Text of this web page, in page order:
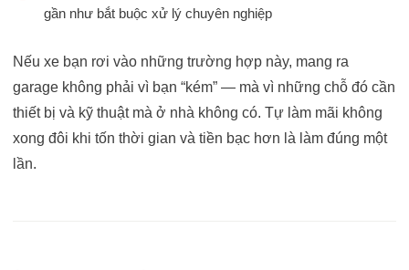
gần như bắt buộc xử lý chuyên nghiệp
Nếu xe bạn rơi vào những trường hợp này, mang ra
garage không phải vì bạn “kém” — mà vì những chỗ đó cần
thiết bị và kỹ thuật mà ở nhà không có. Tự làm mãi không
xong đôi khi tốn thời gian và tiền bạc hơn là làm đúng một
lần.